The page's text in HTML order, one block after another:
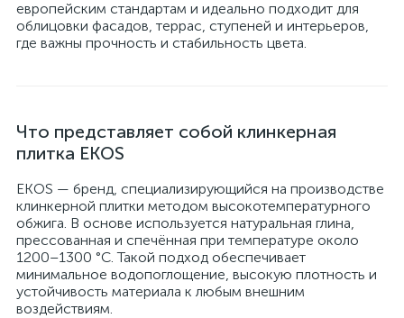
европейским стандартам и идеально подходит для
облицовки фасадов, террас, ступеней и интерьеров,
где важны прочность и стабильность цвета.
Что представляет собой клинкерная
плитка EKOS
EKOS — бренд, специализирующийся на производстве
клинкерной плитки методом высокотемпературного
обжига. В основе используется натуральная глина,
прессованная и спечённая при температуре около
1200–1300 °C. Такой подход обеспечивает
минимальное водопоглощение, высокую плотность и
устойчивость материала к любым внешним
воздействиям.